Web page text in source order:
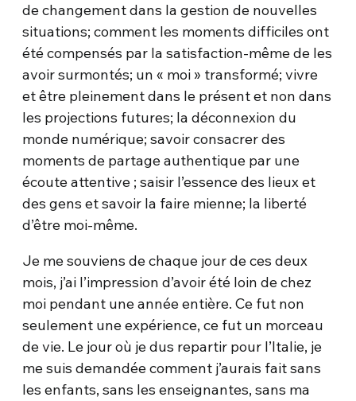
de changement dans la gestion de nouvelles
situations; comment les moments difficiles ont
été compensés par la satisfaction-même de les
avoir surmontés; un « moi » transformé; vivre
et être pleinement dans le présent et non dans
les projections futures; la déconnexion du
monde numérique; savoir consacrer des
moments de partage authentique par une
écoute attentive ; saisir l’essence des lieux et
des gens et savoir la faire mienne; la liberté
d’être moi-même.
Je me souviens de chaque jour de ces deux
mois, j’ai l’impression d’avoir été loin de chez
moi pendant une année entière. Ce fut non
seulement une expérience, ce fut un morceau
de vie. Le jour où je dus repartir pour l’Italie, je
me suis demandée comment j’aurais fait sans
les enfants, sans les enseignantes, sans ma